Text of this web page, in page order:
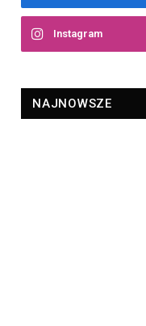
Instagram
NAJNOWSZE